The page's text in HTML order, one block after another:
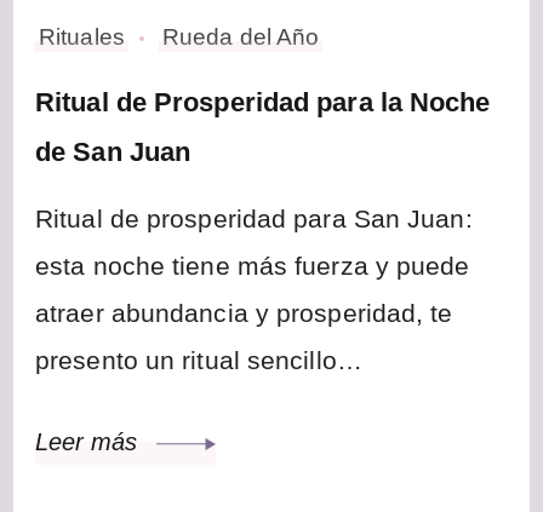
Rituales Rueda del Año
Ritual de Prosperidad para la Noche
de San Juan
Ritual de prosperidad para San Juan:
esta noche tiene más fuerza y puede
atraer abundancia y prosperidad, te
presento un ritual sencillo…
Leer más